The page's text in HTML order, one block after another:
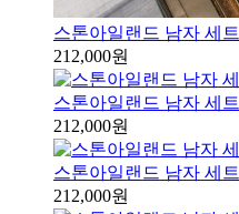
스톤아일랜드 남자 세트
212,000원
스톤아일랜드 남자 세트
212,000원
스톤아일랜드 남자 세트
212,000원